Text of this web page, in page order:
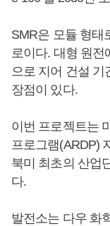
SMR은 모듈 형태
로이다. 대형 원전
으로 지어 건설 기
장점이 있다.
이번 프로젝트는
프로그램(ARDP)
북미 최초의 산업
다.
발전소는 다우 화